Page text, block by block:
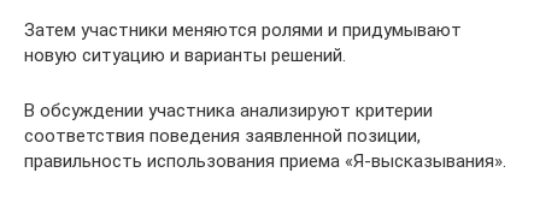
Затем участники меняются ролями и придумывают
новую ситуацию и варианты решений.
В обсуждении участника анализируют критерии
соответствия поведения заяв­ленной позиции,
правильность использования приема «Я-высказывания».